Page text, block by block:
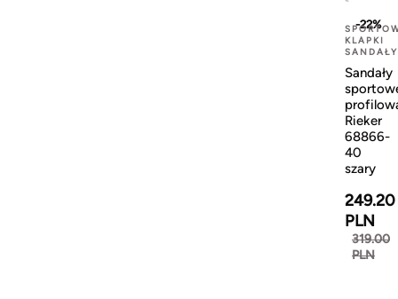
-22%
KLAPKI
SANDAŁY
Sandały
Rieker
68866-
40
szary
249.20
PLN
319.00
PLN